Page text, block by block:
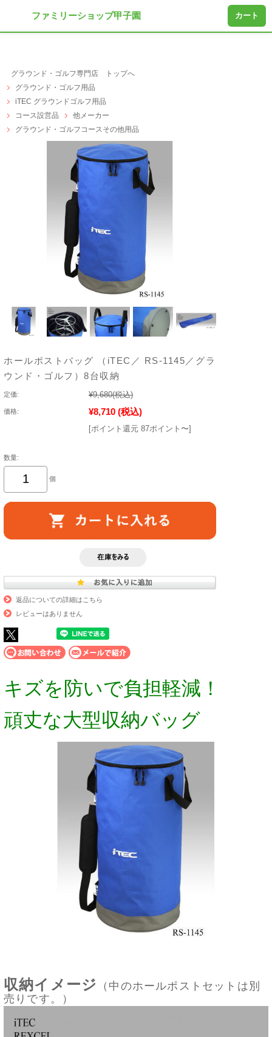
グラウンド・ゴルフ専門店 トップへ
グラウンド・ゴルフ用品
iTEC グラウンドゴルフ用品
コース設営品
他メーカー
グラウンド・ゴルフコースその他用品
ホールポストバッグ （iTEC／ RS-1145／グラ
ウンド・ゴルフ）8台収納
定価: ¥9,680(税込)
価格: ¥8,710 (税込)
[ポイント還元 87ポイント〜]
数量:
個
返品についての詳細はこちら
レビューはありません
キズを防いで負担軽減！
頑丈な大型収納バッグ
収納イメージ
（中のホールポストセットは別
売りです。）
ファミリーショップ甲子園 カート